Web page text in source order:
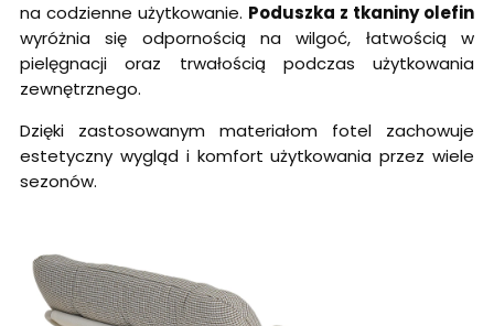
na codzienne użytkowanie. Poduszka z tkaniny olefin
wyróżnia się odpornością na wilgoć, łatwością w
pielęgnacji oraz trwałością podczas użytkowania
zewnętrznego.
Dzięki zastosowanym materiałom fotel zachowuje
estetyczny wygląd i komfort użytkowania przez wiele
sezonów.